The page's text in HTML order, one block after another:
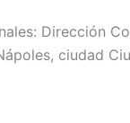
Dirección
ciudad